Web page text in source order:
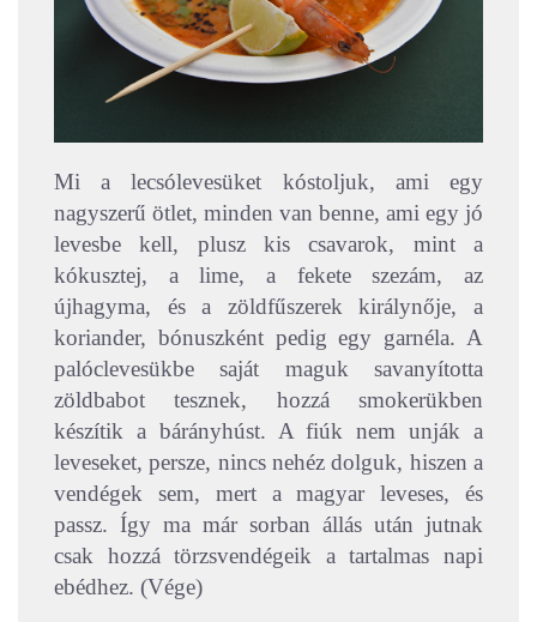
Mi a lecsólevesüket kóstoljuk, ami egy
nagyszerű ötlet, minden van benne, ami egy jó
levesbe kell, plusz kis csavarok, mint a
kókusztej, a lime, a fekete szezám, az
újhagyma, és a zöldfűszerek királynője, a
koriander, bónuszként pedig egy garnéla. A
palóclevesükbe saját maguk savanyította
zöldbabot tesznek, hozzá smokerükben
készítik a bárányhúst. A fiúk nem unják a
leveseket, persze, nincs nehéz dolguk, hiszen a
vendégek sem, mert a magyar leveses, és
passz. Így ma már sorban állás után jutnak
csak hozzá törzsvendégeik a tartalmas napi
ebédhez. (Vége)